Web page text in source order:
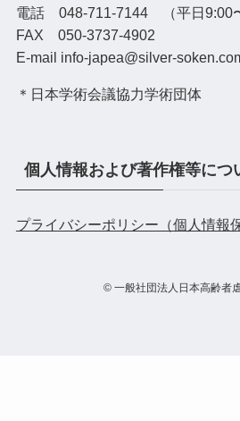
電話 048-711-7144 （平日9:00
FAX 050-3737-4902
E-mail info-japea@silver-
＊日本学術会議協力学術団体
個人情報および著作権等につ
プライバシーポリシー（個人情報
© 一般社団法人日本高齢者